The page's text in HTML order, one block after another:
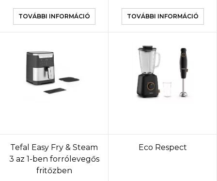
TOVÁBBI INFORMÁCIÓ TOVÁBBI INFORMÁCIÓ
Tefal Easy Fry & Steam
3 az 1-ben forrólevegős
fritőzben
Eco Respect